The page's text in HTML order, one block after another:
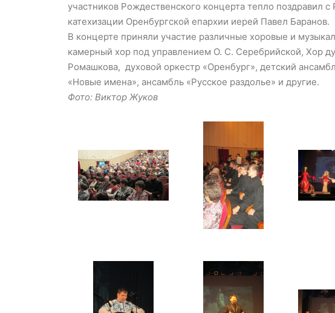
участников Рождественского концерта тепло поздравил
катехизации Оренбургской епархии иерей Павел Баранов.
В концерте приняли участие различные хоровые и
камерный хор под управлением О. С. Серебрийской, Хор
Ромашкова, духовой оркестр «Оренбург», детский
«Новые имена», ансамбль «Русское раздолье» и другие.
Фото: Виктор Жуков